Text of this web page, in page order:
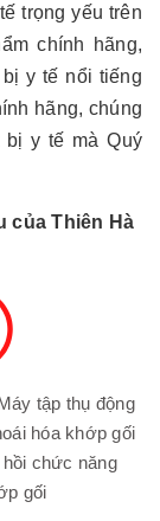
trọng yếu trên
chính hãng,
y tế nổi tiếng
hãng, chúng
y tế mà Quý
của Thiên Hà
tập thụ động
hóa khớp gối
chức năng
gối